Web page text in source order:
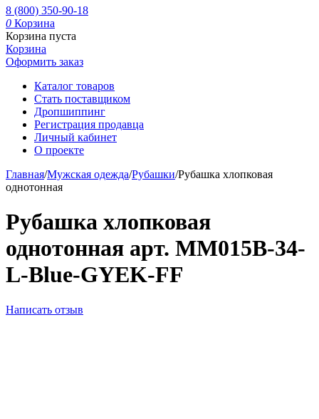
8 (800) 350-90-18
0 Корзина
Корзина пуста
Корзина
Оформить заказ
Каталог товаров
Стать поставщиком
Дропшиппинг
Регистрация продавца
Личный кабинет
О проекте
Главная/Мужская одежда/Рубашки/Рубашка хлопковая
однотонная
Рубашка хлопковая
однотонная арт. MM015B-34-
L-Blue-GYEK-FF
Написать отзыв